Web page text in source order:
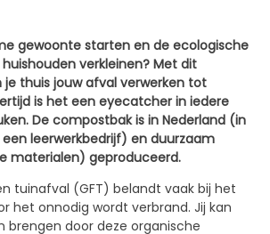
gewoonte starten en de ecologische
verkleinen? Met dit
thuis jouw afval verwerken tot
is het een eyecatcher in iedere
De compostbak is in Nederland (in
leerwerkbedrijf) en duurzaam
materialen) geproduceerd.
tuinafval (GFT) belandt vaak bij het
het onnodig wordt verbrand. Jij kan
brengen door deze organische